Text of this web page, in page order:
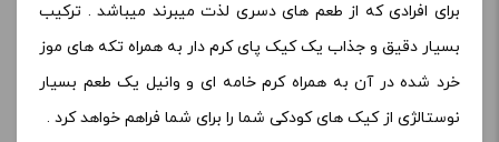
برای افرادی که از طعم های دسری لذت میبرند میباشد . ترکیب
بسیار دقیق و جذاب یک کیک پای کرم دار به همراه تکه های موز
خرد شده در آن به همراه کرم خامه ای و وانیل یک طعم بسیار
نوستالژی از کیک های کودکی شما را برای شما فراهم خواهد کرد .